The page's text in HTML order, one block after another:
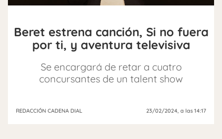
Beret estrena canción, Si no fuera
por ti, y aventura televisiva
Se encargará de retar a cuatro
concursantes de un talent show
REDACCIÓN CADENA DIAL 23/02/2024, a las 14:17